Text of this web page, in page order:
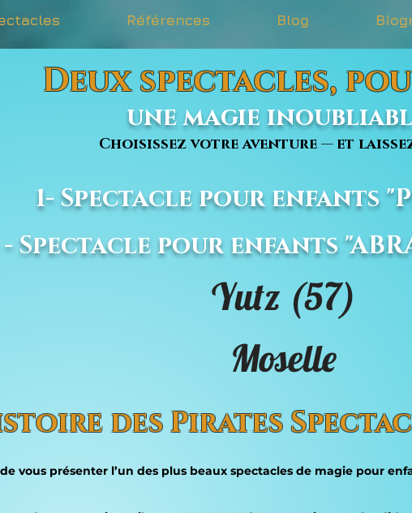
Références Blog
Deux spectacles,
une magie
Choisissez votre aventure — et laissez
1- Spectacle pour enfants
- Spectacle pour enfants
Yutz (57)
Moselle
des Pirates
vous présenter l’un des plus beaux spectacles de magie pour